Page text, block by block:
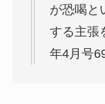
が恐喝と
する主張
年4月号